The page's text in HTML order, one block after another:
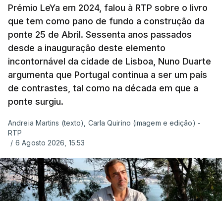
Prémio LeYa em 2024, falou à RTP sobre o livro
que tem como pano de fundo a construção da
ponte 25 de Abril. Sessenta anos passados
desde a inauguração deste elemento
incontornável da cidade de Lisboa, Nuno Duarte
argumenta que Portugal continua a ser um país
de contrastes, tal como na década em que a
ponte surgiu.
Andreia Martins (texto), Carla Quirino (imagem e edição) -
RTP
/ 6 Agosto 2026, 15:53